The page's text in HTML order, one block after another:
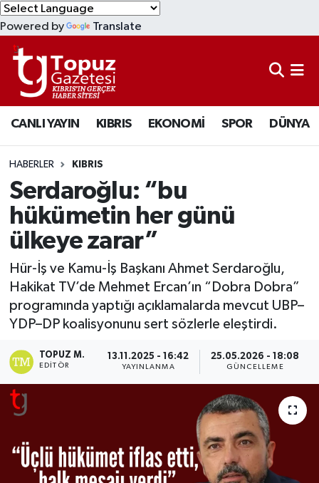
Powered by Translate
CANLI YAYIN KIBRIS EKONOMİ SPOR DÜNYA
HABERLER KIBRIS
Serdaroğlu: “bu
hükümetin her günü
ülkeye zarar”
Hür-İş ve Kamu-İş Başkanı Ahmet Serdaroğlu,
Hakikat TV’de Mehmet Ercan’ın “Dobra Dobra”
programında yaptığı açıklamalarda mevcut UBP–
YDP–DP koalisyonunu sert sözlerle eleştirdi.
TOPUZ M.
EDITÖR
13.11.2025 - 16:42
YAYINLANMA
25.05.2026 - 18:08
GÜNCELLEME
KIBRIS
DÜNYA
EKONOMİ
MAGAZİN
SAĞLIK
SPOR
TEKNOLOJİ
TÜRKİYE
Lefkoşa Nöbetçi Eczaneler
Lefkoşa Hava Durumu
Lefkoşa Trafik Yoğunluk Haritası
Süper Lig Puan Durumu ve Fikstür
Tüm Manşetler
Son Dakika Haberleri
Haber Arşivi